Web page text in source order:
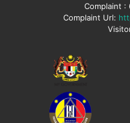
Complaint :
Complaint Url: